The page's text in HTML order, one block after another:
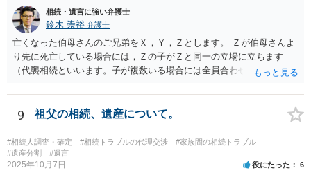
相続・遺言に強い弁護士
鈴木 崇裕 弁護士
亡くなった伯母さんのご兄弟をＸ，Ｙ，Ｚとします。 Ｚが伯母さんよ
り先に死亡している場合には，Ｚの子がＺと同一の立場に立ちます
（代襲相続といいます。子が複数いる場合には全員合わせてＺと同一
つの相続分を有していますので， そのことを前提として，遺産分割協
議をすることになります（必ずしも３分の１ずつにしなくても，合意
ができれば構いません。）。 今後の対応としては， ①伯母さんの相続
財産（遺産）の全容を整理する（預貯金，有価証券，不動産等の有無
を調べることになります。） ②相続財産に照らし，相続税の申告の準
備をする（税理士の先生にご相談ください。） ③遺産分割協議をする
9 祖父の相続、遺産について。
#相続人調査・確定 #相続トラブルの代理交渉
#家族間の相続トラブル
#遺産分割
#遺言
2025年10月7日 役にたった 6